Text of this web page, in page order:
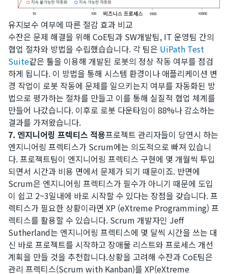
유지보수 여부에 따른 절감 효과 비교
​수잔은 문제 해결을 위해 CoE팀과 SW개발팀, IT 운영팀 간의
협업 절차와 방법을 수립했습습니다. 각 팀은 UiPath Test
Suite같은 툴을 이용해 개발된 로봇의 정상 작동 여부를 점검
하게 됩니다. 이 방법을 통해 시스템 환경이나 애플리케이션 변
경 작업이 로봇 작동에 문제를 일으키는지 여부를 자동화된 방
법으로 평가하는 절차를 만들고 이를 통해 실질적 협업 체계를
만들어 나갔습니다. 이후로 로봇 다운타임이 88%나 감소하는
결과를 가져왔습니다.
7. 엔지니어링 프렉티스 적용프로젝트 관리자들이 당연시 하는
엔지니어링 프렉티스가 Scrum에는 의도적으로 빠져 있습니
다. 프로젝트팀이 엔지니어링 프렉티스 구현에 몇 개월씩 투입
되면서 시간과 비용 면에서 문제가 되기 때문이죠. 반면에
Scrum은 엔지니어링 프렉티스가 필수가 아니기 때문에 도입
이 쉽고 2~3일내에 바로 시작할 수 있다는 장점을 갖습니다. 프
렉티스가 필요한 상황이라면 XP (eXtreme Programming) 프
렉티스를 활용할 수 있습니다. Scrum 개발자인 Jeff
Sutherland는 엔지니어링 프렉티스에 몇 달씩 시간을 쓰는 대
신 바로 프로젝트를 시작하고 장애물 리스트와 프로세스 개선
계획을 만들 것을 추천합니다.​상황을 고려해 수잔과 CoE팀은
관리 프렉티스(Scrum with Kanban)를 XP(eXtreme